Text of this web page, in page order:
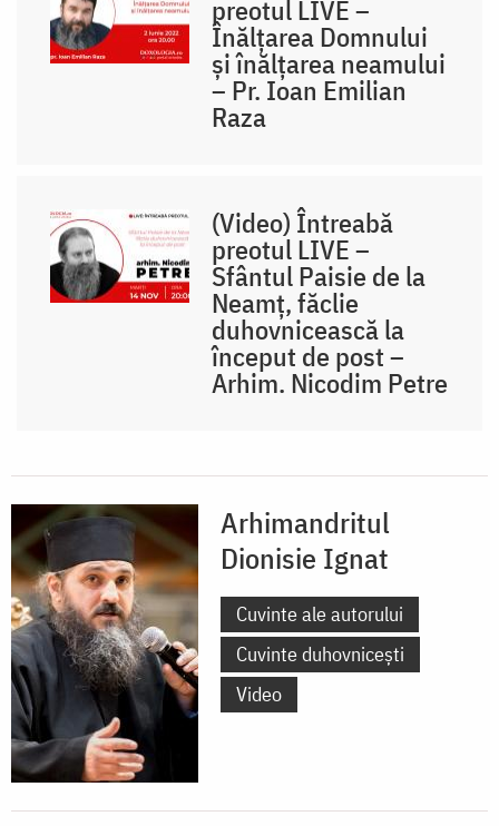
preotul LIVE –
Înălțarea Domnului
și înălțarea neamului
– Pr. Ioan Emilian
Raza
(Video) Întreabă
preotul LIVE –
Sfântul Paisie de la
Neamț, făclie
duhovnicească la
început de post –
Arhim. Nicodim Petre
Arhimandritul
Dionisie Ignat
Cuvinte ale autorului
Cuvinte duhovnicești
Video